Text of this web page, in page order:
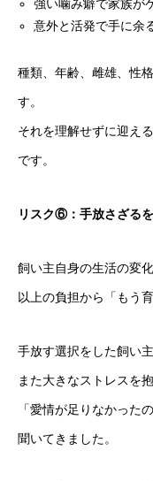
強い噛み癖で家族が
意外と活発で手に余
種類、年齢、雌雄、性
す。
それを理解せずに迎え
です。
リスク⑥：手放さざる
飼い主自身の生活の変
以上の負担から「もう
手放す選択をした飼い
また大きなストレスを抱
「愛情が足りなかった
聞いてきました。